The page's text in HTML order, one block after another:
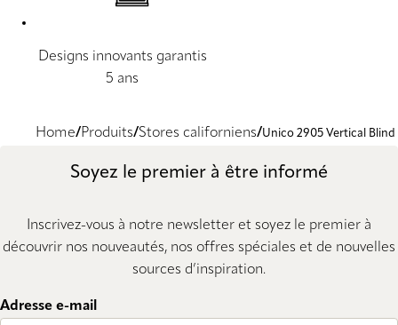
Designs innovants garantis
5 ans
Home Produits Stores californiens Unico 2905 Vertical Blind
Soyez le premier à être informé
Inscrivez-vous à notre newsletter et soyez le premier à
découvrir nos nouveautés, nos offres spéciales et de nouvelles
sources d’inspiration.
Adresse e-mail